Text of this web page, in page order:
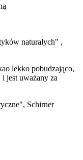
naturalych" ,
lekko pobudzająco,
jest uważany za
Schirner